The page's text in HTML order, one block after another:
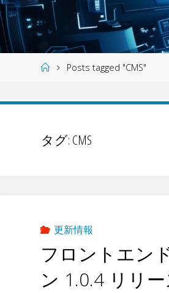
HomePosts tagged "CMS"
タグ: CMS
更新情報
フロントエン
ン 1.0.4 リリー